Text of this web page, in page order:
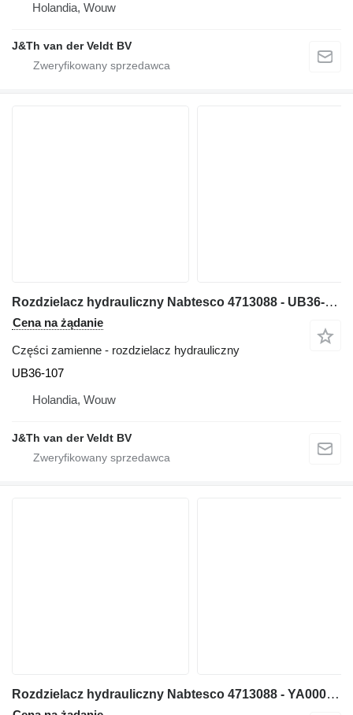
Holandia, Wouw
J&Th van der Veldt BV
Rozdzielacz hydrauliczny Nabtesco 4713088 - UB36-107 do maszyn budowlanych Hitachi ZX470-5A ZX470-5G ZX470-6 ZX470-7 ZX490-5A ZX490-6 ZX490-5G 470G
Cena na żądanie
Części zamienne - rozdzielacz hydrauliczny
UB36-107
Holandia, Wouw
J&Th van der Veldt BV
Rozdzielacz hydrauliczny Nabtesco 4713088 - YA00031360 do maszyn budowlanych Hitachi 470G ZX470-6 ZX470-7 ZX490-6 ZX470-5A ZX470-5G ZX490-5A ZX490-5G